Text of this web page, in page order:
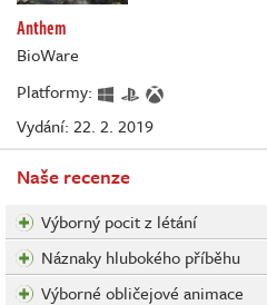
Anthem
BioWare
Platformy:
Vydání: 22. 2. 2019
Naše recenze
Výborný pocit z létání
Náznaky hlubokého příběhu
Výborné obličejové animace